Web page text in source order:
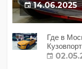
14.06.2025
Где в